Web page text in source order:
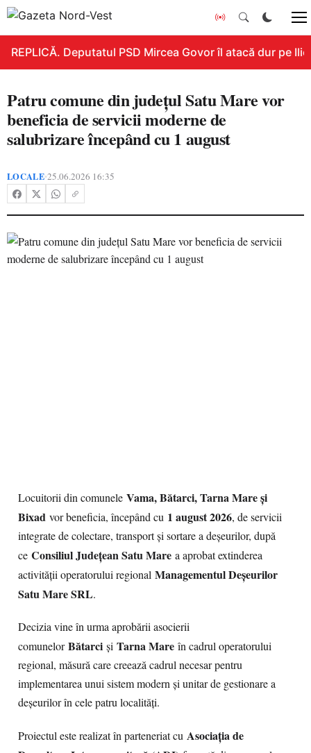
REPLICĂ. Deputatul PSD Mircea Govor îl atacă dur pe
Patru comune din județul Satu Mare vor
beneficia de servicii moderne de
salubrizare începând cu 1 august
LOCALE•25.06.2026 16:35
Locuitorii din comunele Vama, Bătarci, Tarna Mare și
Bixad vor beneficia, începând cu 1 august 2026, de servicii
integrate de colectare, transport și sortare a deșeurilor, după
ce Consiliul Județean Satu Mare a aprobat extinderea
activității operatorului regional Managementul Deșeurilor
Satu Mare SRL.
Decizia vine în urma aprobării asocierii
comunelorBătarci și Tarna Mare în cadrul operatorului
regional, măsură care creează cadrul necesar pentru
implementarea unui sistem modern și unitar de gestionare a
deșeurilor în cele patru localități.
Proiectul este realizat în parteneriat cu Asociația de